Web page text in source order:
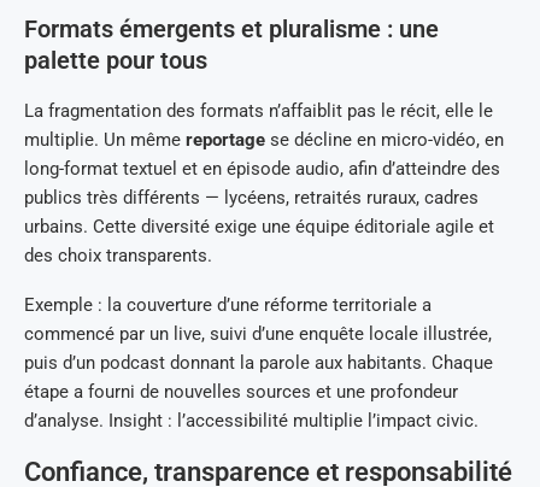
Formats émergents et pluralisme : une
palette pour tous
La fragmentation des formats n’affaiblit pas le récit, elle le
multiplie. Un même reportage se décline en micro-vidéo, en
long-format textuel et en épisode audio, afin d’atteindre des
publics très différents — lycéens, retraités ruraux, cadres
urbains. Cette diversité exige une équipe éditoriale agile et
des choix transparents.
Exemple : la couverture d’une réforme territoriale a
commencé par un live, suivi d’une enquête locale illustrée,
puis d’un podcast donnant la parole aux habitants. Chaque
étape a fourni de nouvelles sources et une profondeur
d’analyse. Insight : l’accessibilité multiplie l’impact civic.
Confiance, transparence et responsabilité